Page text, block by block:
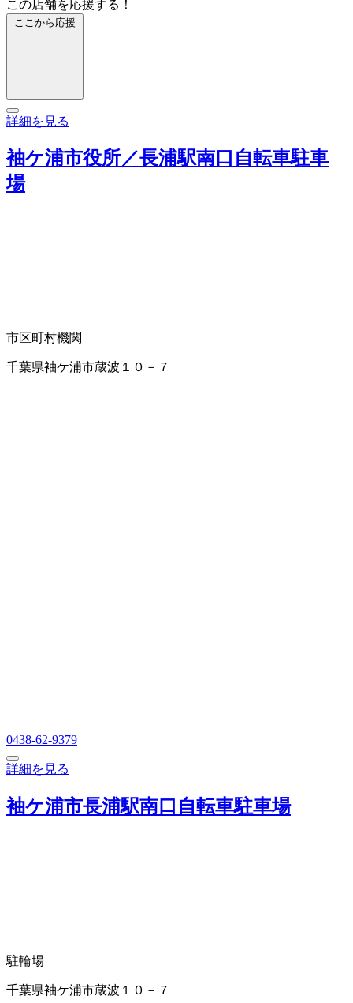
この店舗を応援する！
ここから応援
詳細を見る
袖ケ浦市役所／長浦駅南口自転車駐車
場
市区町村機関
千葉県袖ケ浦市蔵波１０－７
0438-62-9379
詳細を見る
袖ケ浦市長浦駅南口自転車駐車場
駐輪場
千葉県袖ケ浦市蔵波１０－７